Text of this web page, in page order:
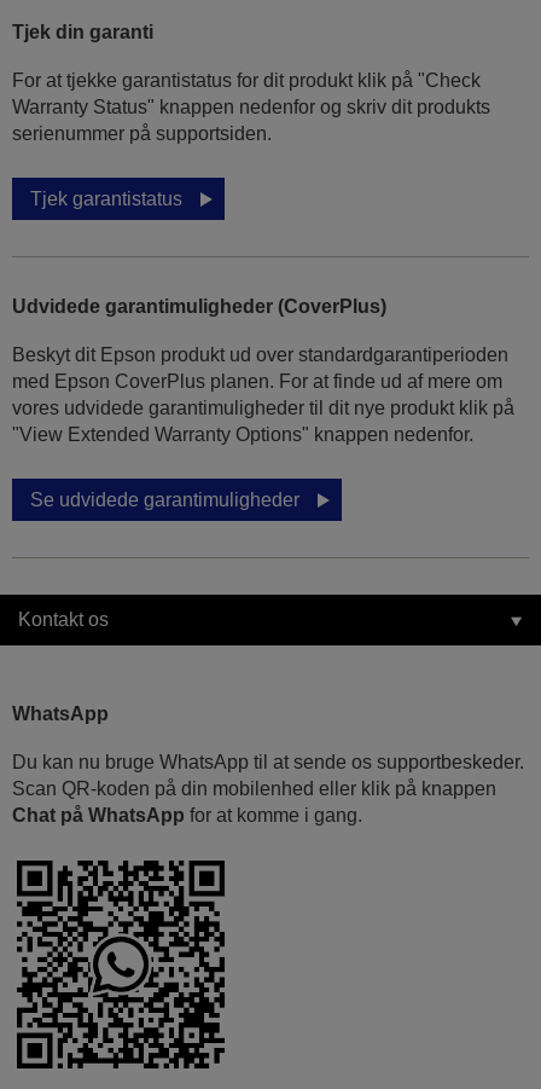
Tjek din garanti
For at tjekke garantistatus for dit produkt klik på "Check
Warranty Status" knappen nedenfor og skriv dit produkts
serienummer på supportsiden.
Tjek garantistatus
Udvidede garantimuligheder (CoverPlus)
Beskyt dit Epson produkt ud over standardgarantiperioden
med Epson CoverPlus planen. For at finde ud af mere om
vores udvidede garantimuligheder til dit nye produkt klik på
"View Extended Warranty Options" knappen nedenfor.
Se udvidede garantimuligheder
Kontakt os
WhatsApp
Du kan nu bruge WhatsApp til at sende os supportbeskeder.
Scan QR-koden på din mobilenhed eller klik på knappen
Chat på WhatsApp for at komme i gang.